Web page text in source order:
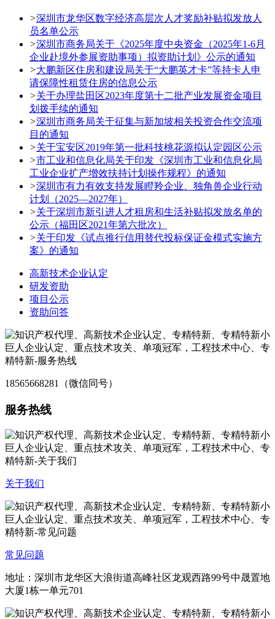
>深圳市龙华区数字经济高层次人才奖励补贴拟发放人
员名单公示
>深圳市商务局关于《2025年度中央资金（2025年1-6月
企业赴境外参展资助事项）拟资助计划》公示的通知
>大鹏新区住房和建设局关于“大鹏英才卡”等持卡人申
请保障性租赁住房的信息公示
>关于办理盐田区2023年度第十二批产业发展资金项目
划拨手续的通知
>深圳市商务局关于征集与新加坡相关投资合作交流项
目的通知
>关于宝安区2019年第一批科技桃花源拟认定园区公示
>市工业和信息化局关于印发《深圳市工业和信息化局
工业企业扩产增效扶持计划操作规程》的通知
>深圳市有力有效支持发展瞪羚企业、独角兽企业行动
计划（2025—2027年）
>关于深圳市新引进人才租房和生活补贴拟发放名单的
公示（福田区2021年第六批次）
>关于印发《试点推行信用替代投标保证金模式实施方
案》的通知
高新技术企业认定
研发资助
项目公示
资助问答
18565668281（微信同号）
服务热线
关于我们
常见问题
地址：深圳市龙华区大浪街道高峰社区龙观西路99号中晟置地
大厦1栋一单元701